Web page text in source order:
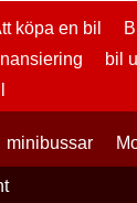
köpa en bil
bil
minibussar